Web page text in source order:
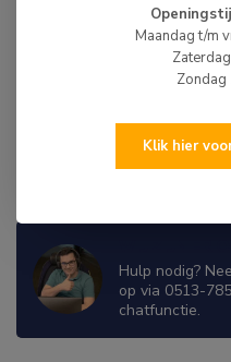
HIBO
Op voorraad
HIBO
Binnenzijde 30
Hulp nodig?
op via 0513-
chatfunctie.
Maandag t/m
Klik hier